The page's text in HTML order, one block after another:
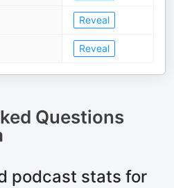
Reveal
Reveal
Questions
podcast stats for